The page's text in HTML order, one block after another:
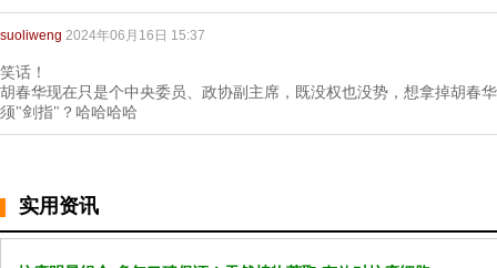
suoliweng 2024年06月16日 15:37
笑话！
胡春华现在只是个中央委员、政协副主席，既没权也没势，想拿掉胡春
须"剑指"？哈哈哈哈
实用资讯